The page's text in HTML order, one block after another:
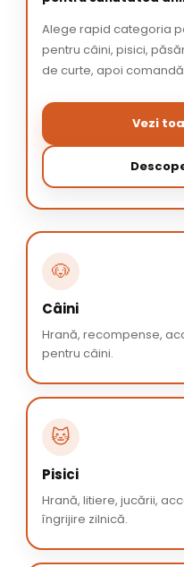
Alege rapid categoria
pentru câini, pisici,
de curte, apoi
Vezi
🐶
Câini
Hrană, recompense,
pentru câini.
🐱
Pisici
Hrană, litiere, jucării,
îngrijire zilnică.